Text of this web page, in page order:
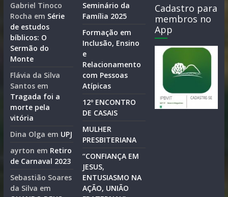
Gabriel Tinoco
Rocha em Série
de estudos
bíblicos: O
Sermão do
Monte
Flávia da Silva
Santosem
Tragada foi a
morte pela
vitória
Dina Olga em UPJ
ayrton em Retiro
de Carnaval 2023
Sebastião Soares
da Silva em
Seminário da
Família 2025
Formação em
Inclusão, Ensino
e
Relacionamento
com Pessoas
Atípicas
12º ENCONTRO
DE CASAIS
MULHER
PRESBITERIANA
“CONFIANÇA EM
JESUS,
ENTUSIASMO NA
AÇÃO, UNIÃO
Cadastro para
membros no
App